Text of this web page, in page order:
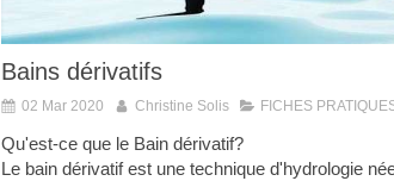
Bains dérivatifs
02 Mar 2020 Christine Solis FICHES
Qu'est-ce que le Bain dérivatif?
Le bain dérivatif est une technique d'hydrologie